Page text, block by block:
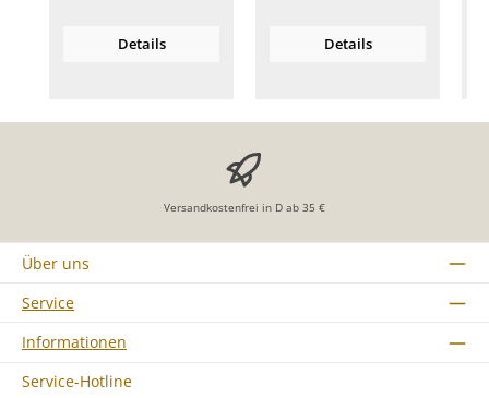
Details Details
Versandkostenfrei in D ab 35 €
Über uns
Service
Informationen
Service-Hotline